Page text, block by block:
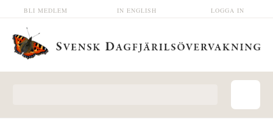
Hoppa till huvudinnehåll LOGGA IN
IN ENGLISH
BLI MEDLEM